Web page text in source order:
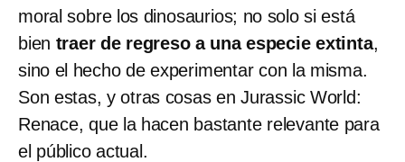
moral sobre los dinosaurios; no solo si está
bien traer de regreso a una especie extinta,
sino el hecho de experimentar con la misma.
Son estas, y otras cosas en Jurassic World:
Renace, que la hacen bastante relevante para
el público actual.